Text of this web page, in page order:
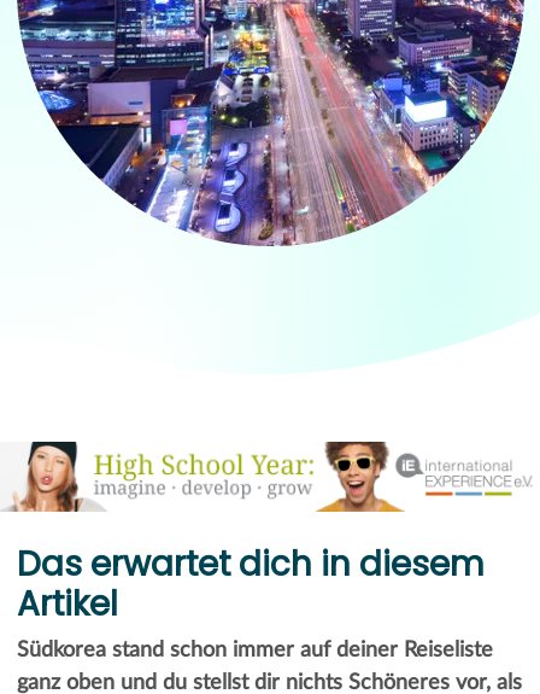
Das erwartet dich in diesem
Artikel
Südkorea stand schon immer auf deiner Reiseliste
ganz oben und du stellst dir nichts Schöneres vor, als